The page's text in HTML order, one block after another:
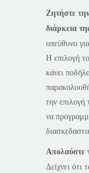
Ζητήστε
διάρκεια
υπεύθυνο
Η επιλογή
κάνει
την
να
Απολαύστε
Δείχνει ότι